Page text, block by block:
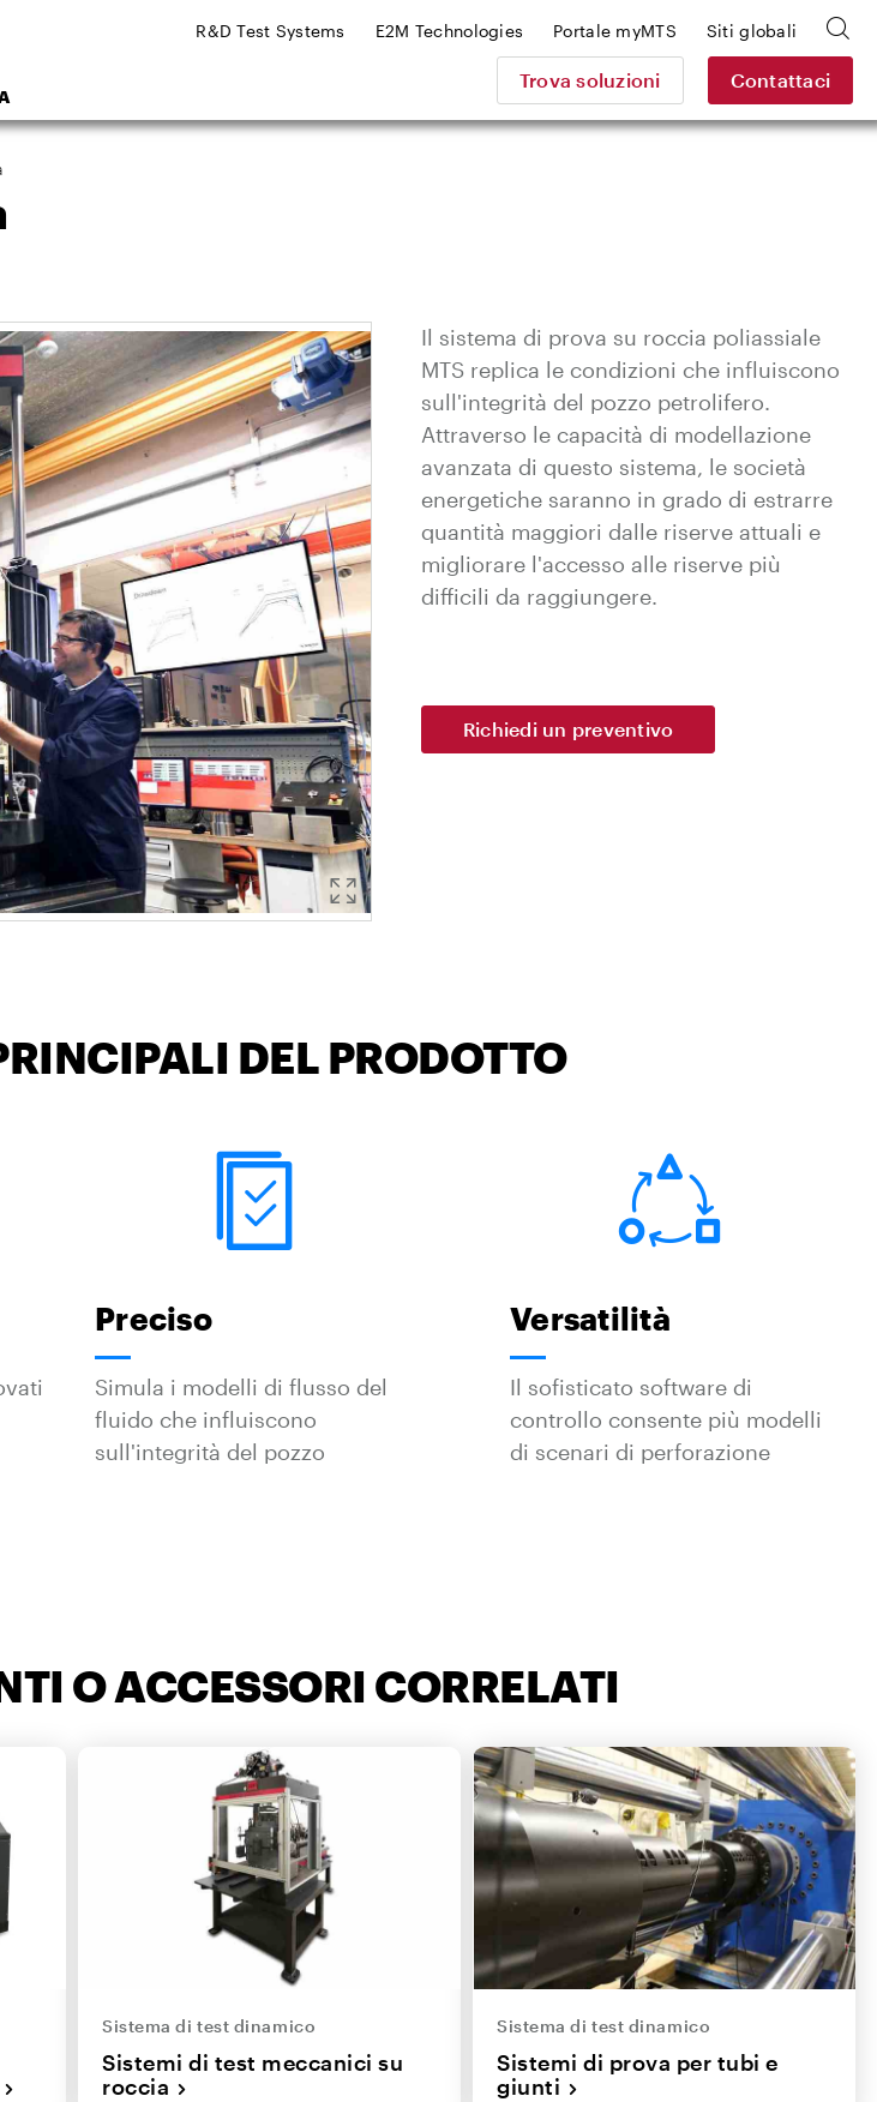
Trova soluzioni Contattaci
R&D Test Systems E2M Technologies Portale myMTS Siti globali
Il sistema di prova su roccia poliassiale
MTS replica le condizioni che influiscono
sull'integrità del pozzo petrolifero.
Attraverso le capacità di modellazione
avanzata di questo sistema, le società
energetiche saranno in grado di estrarre
quantità maggiori dalle riserve attuali e
migliorare l'accesso alle riserve più
difficili da raggiungere.
Richiedi un preventivo
DEL PRODOTTO
Preciso
Simula i modelli di flusso del
fluido che influiscono
sull'integrità del pozzo
Versatilità
Il sofisticato software di
controllo consente più modelli
di scenari di perforazione
O ACCESSORI CORRELATI
Sistema di test dinamico
Sistemi di test meccanici su
roccia
Sistema di test dinamico
Sistemi di prova per tubi e
giunti